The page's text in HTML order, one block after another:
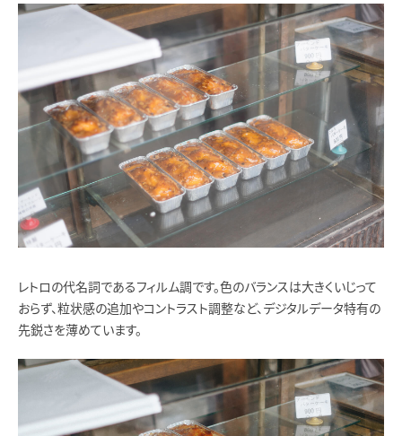
レトロの代名詞であるフィルム調です。色のバランスは大きくいじって
おらず、粒状感の追加やコントラスト調整など、デジタルデータ特有の
先鋭さを薄めています。